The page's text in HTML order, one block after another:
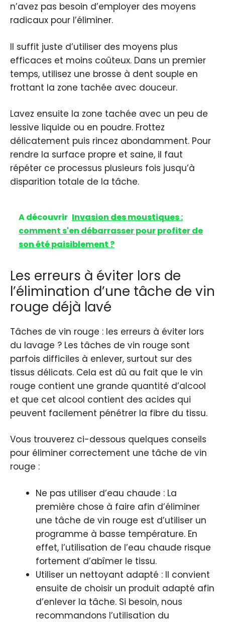
n’avez pas besoin d’employer des moyens
radicaux pour l’éliminer.
Il suffit juste d’utiliser des moyens plus
efficaces et moins coûteux. Dans un premier
temps, utilisez une brosse à dent souple en
frottant la zone tachée avec douceur.
Lavez ensuite la zone tachée avec un peu de
lessive liquide ou en poudre. Frottez
délicatement puis rincez abondamment. Pour
rendre la surface propre et saine, il faut
répéter ce processus plusieurs fois jusqu’à
disparition totale de la tâche.
A découvrir Invasion des moustiques :
comment s'en débarrasser pour profiter de
son été paisiblement ?
Les erreurs à éviter lors de
l’élimination d’une tâche de vin
rouge déjà lavé
Tâches de vin rouge : les erreurs à éviter lors
du lavage ? Les tâches de vin rouge sont
parfois difficiles à enlever, surtout sur des
tissus délicats. Cela est dû au fait que le vin
rouge contient une grande quantité d’alcool
et que cet alcool contient des acides qui
peuvent facilement pénétrer la fibre du tissu.
Vous trouverez ci-dessous quelques conseils
pour éliminer correctement une tâche de vin
rouge :
Ne pas utiliser d’eau chaude : La
première chose à faire afin d’éliminer
une tâche de vin rouge est d’utiliser un
programme à basse température. En
effet, l’utilisation de l’eau chaude risque
fortement d’abîmer le tissu.
Utiliser un nettoyant adapté : Il convient
ensuite de choisir un produit adapté afin
d’enlever la tâche. Si besoin, nous
recommandons l’utilisation du